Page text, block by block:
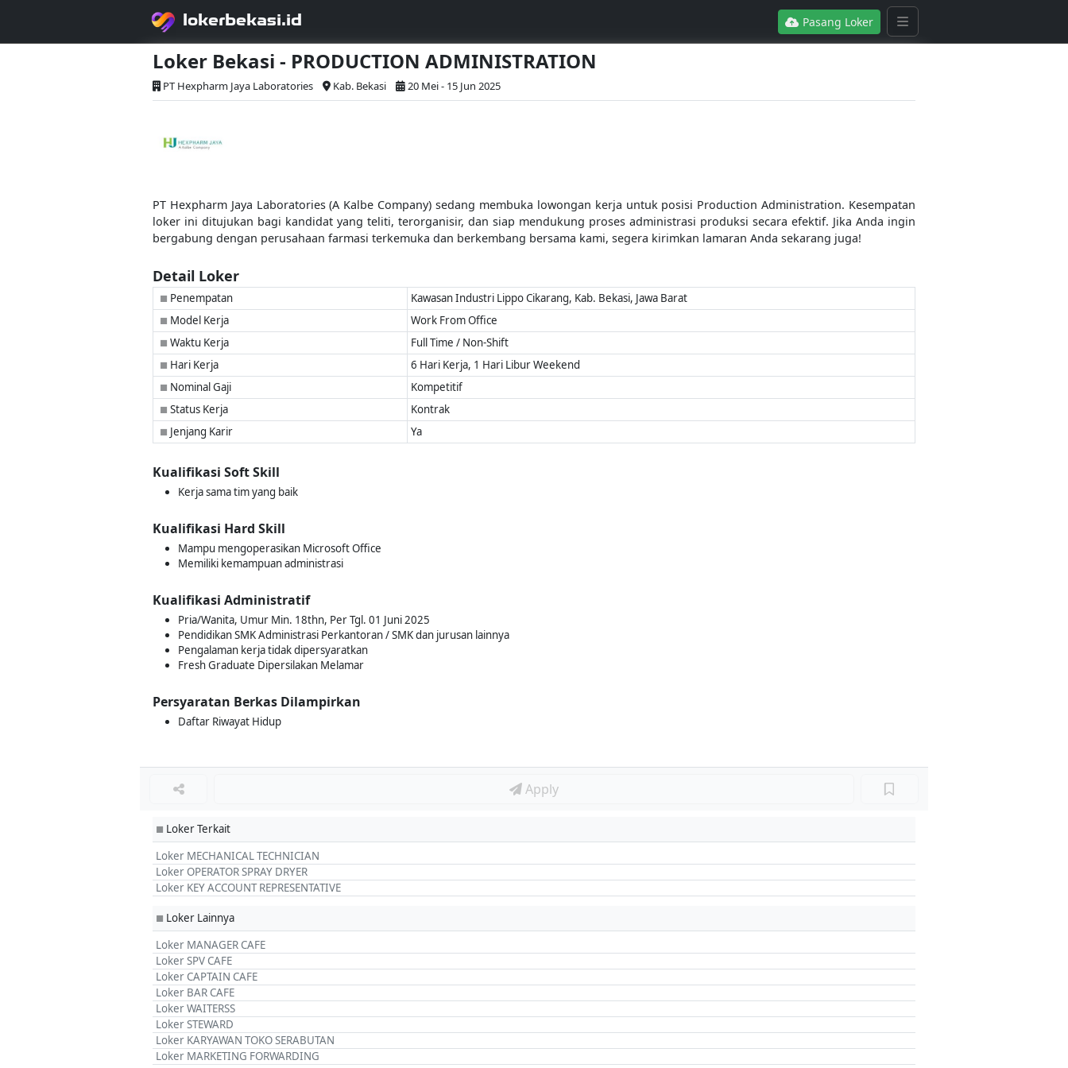
lokerbekasi.id Pasang Loker
Loker Bekasi - PRODUCTION ADMINISTRATION
PT Hexpharm Jaya Laboratories Kab. Bekasi 20 Mei - 15 Jun 2025
PT Hexpharm Jaya Laboratories (A Kalbe Company) sedang membuka lowongan kerja untuk posisi Production Administration. Kesempatan
loker ini ditujukan bagi kandidat yang teliti, terorganisir, dan siap mendukung proses administrasi produksi secara efektif. Jika Anda ingin
bergabung dengan perusahaan farmasi terkemuka dan berkembang bersama kami, segera kirimkan lamaran Anda sekarang juga!
Detail Loker
■ Penempatan Kawasan Industri Lippo Cikarang, Kab. Bekasi, Jawa Barat
■ Model Kerja Work From Office
■ Waktu Kerja Full Time / Non-Shift
■ Hari Kerja 6 Hari Kerja, 1 Hari Libur Weekend
■ Nominal Gaji Kompetitif
■ Status Kerja Kontrak
■ Jenjang Karir Ya
Kualifikasi Soft Skill
Kerja sama tim yang baik
Kualifikasi Hard Skill
Mampu mengoperasikan Microsoft Office
Memiliki kemampuan administrasi
Kualifikasi Administratif
Pria/Wanita, Umur Min. 18thn, Per Tgl. 01 Juni 2025
Pendidikan SMK Administrasi Perkantoran / SMK dan jurusan lainnya
Pengalaman kerja tidak dipersyaratkan
Fresh Graduate Dipersilakan Melamar
Persyaratan Berkas Dilampirkan
Daftar Riwayat Hidup
Apply
■ Loker Terkait
Loker MECHANICAL TECHNICIAN
Loker OPERATOR SPRAY DRYER
Loker KEY ACCOUNT REPRESENTATIVE
■ Loker Lainnya
Loker MANAGER CAFE
Loker SPV CAFE
Loker CAPTAIN CAFE
Loker BAR CAFE
Loker WAITERSS
Loker STEWARD
Loker KARYAWAN TOKO SERABUTAN
Loker MARKETING FORWARDING